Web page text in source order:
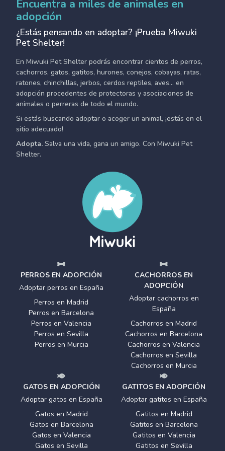
Encuentra a miles de animales en
adopción
¿Estás pensando en adoptar? ¡Prueba Miwuki
Pet Shelter!
En Miwuki Pet Shelter podrás encontrar cientos de perros,
cachorros, gatos, gatitos, hurones, conejos, cobayas, ratas,
ratones, chinchillas, jerbos, cerdos reptiles, aves... en
adopción procedentes de protectoras y asociaciones de
animales o perreras de todo el mundo.
Si estás buscando adoptar o acoger un animal, ¡estás en el
sitio adecuado!
Adopta. Salva una vida, gana un amigo. Con Miwuki Pet
Shelter.
PERROS EN ADOPCIÓN
Adoptar perros en España
Perros en Madrid
Perros en Barcelona
Perros en Valencia
Perros en Sevilla
Perros en Murcia
CACHORROS EN
ADOPCIÓN
Adoptar cachorros en
España
Cachorros en Madrid
Cachorros en Barcelona
Cachorros en Valencia
Cachorros en Sevilla
Cachorros en Murcia
GATOS EN ADOPCIÓN
Adoptar gatos en España
Gatos en Madrid
Gatos en Barcelona
Gatos en Valencia
Gatos en Sevilla
GATITOS EN ADOPCIÓN
Adoptar gatitos en España
Gatitos en Madrid
Gatitos en Barcelona
Gatitos en Valencia
Gatitos en Sevilla